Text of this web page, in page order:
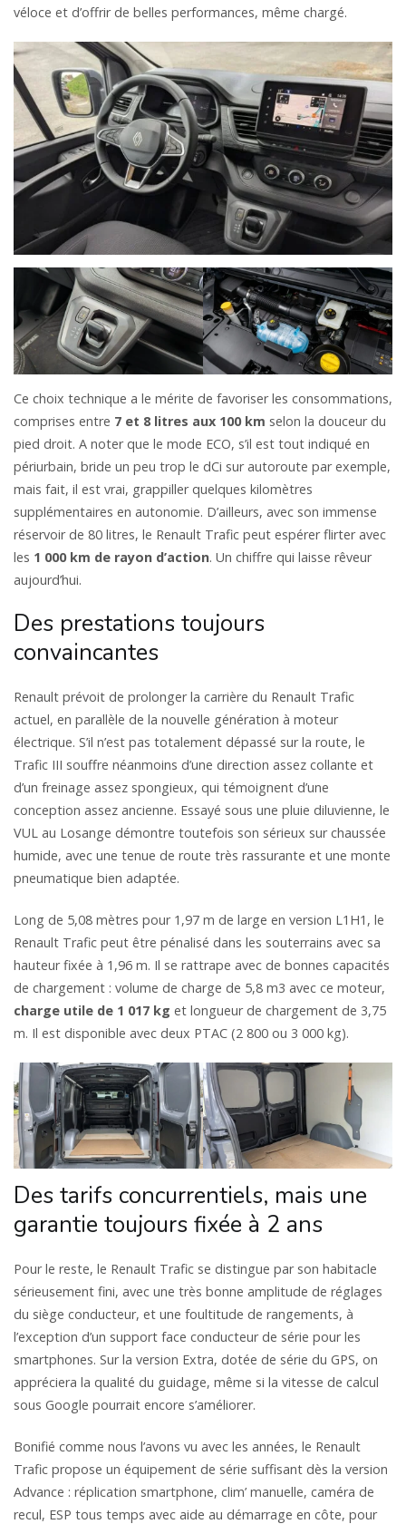
véloce et d’offrir de belles performances, même chargé.
Ce choix technique a le mérite de favoriser les consommations,
comprises entre 7 et 8 litres aux 100 km selon la douceur du
pied droit. A noter que le mode ECO, s’il est tout indiqué en
périurbain, bride un peu trop le dCi sur autoroute par exemple,
mais fait, il est vrai, grappiller quelques kilomètres
supplémentaires en autonomie. D’ailleurs, avec son immense
réservoir de 80 litres, le Renault Trafic peut espérer flirter avec
les 1 000 km de rayon d’action. Un chiffre qui laisse rêveur
aujourd’hui.
Des prestations toujours
convaincantes
Renault prévoit de prolonger la carrière du Renault Trafic
actuel, en parallèle de la nouvelle génération à moteur
électrique. S’il n’est pas totalement dépassé sur la route, le
Trafic III souffre néanmoins d’une direction assez collante et
d’un freinage assez spongieux, qui témoignent d’une
conception assez ancienne. Essayé sous une pluie diluvienne, le
VUL au Losange démontre toutefois son sérieux sur chaussée
humide, avec une tenue de route très rassurante et une monte
pneumatique bien adaptée.
Long de 5,08 mètres pour 1,97 m de large en version L1H1, le
Renault Trafic peut être pénalisé dans les souterrains avec sa
hauteur fixée à 1,96 m. Il se rattrape avec de bonnes capacités
de chargement : volume de charge de 5,8 m3 avec ce moteur,
charge utile de 1 017 kg et longueur de chargement de 3,75
m. Il est disponible avec deux PTAC (2 800 ou 3 000 kg).
Des tarifs concurrentiels, mais une
garantie toujours fixée à 2 ans
Pour le reste, le Renault Trafic se distingue par son habitacle
sérieusement fini, avec une très bonne amplitude de réglages
du siège conducteur, et une foultitude de rangements, à
l’exception d’un support face conducteur de série pour les
smartphones. Sur la version Extra, dotée de série du GPS, on
appréciera la qualité du guidage, même si la vitesse de calcul
sous Google pourrait encore s’améliorer.
Bonifié comme nous l’avons vu avec les années, le Renault
Trafic propose un équipement de série suffisant dès la version
Advance : réplication smartphone, clim’ manuelle, caméra de
recul, ESP tous temps avec aide au démarrage en côte, pour